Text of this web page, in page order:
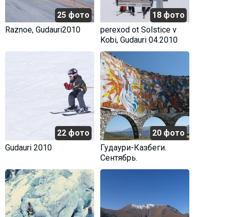
25 фото
Raznoe, Gudauri2010
18 фото
perexod ot Solstice v
Kobi, Gudauri 04.2010
22 фото
Gudauri 2010
20 фото
Гудаури-Казбеги.
Сентябрь.